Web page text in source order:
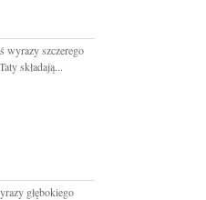
wyrazy szczerego
składają...
głębokiego